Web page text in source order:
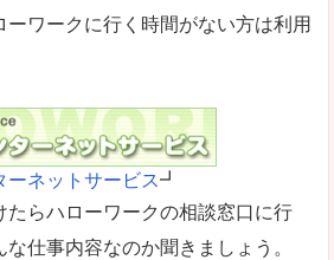
ーワークに行く時間がない方は利用
ーネットサービス┛
たらハローワークの相談窓口に行
仕事内容なのか聞きましょう。